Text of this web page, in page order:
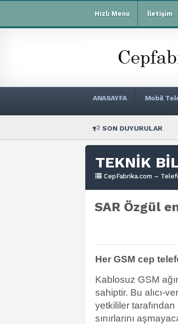
Hızlı Menu İletişim
ANASAYFA Mobil
SON DUYURULAR
TEKNİK
CepFabrika.com –
SAR Özgül
Her GSM cep
Kablosuz GSM
sahiptir. Bu alıcı-
yetkililer
sınırlarını